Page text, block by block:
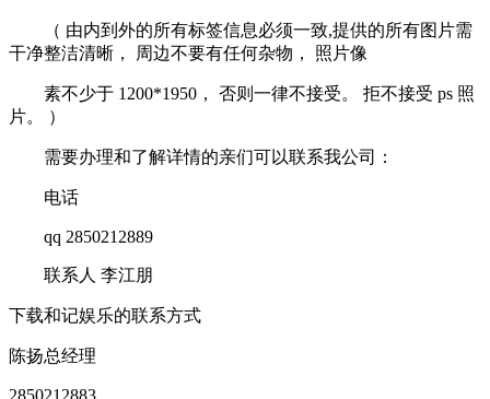
（ 由内到外的所有标签信息必须一致,提供的所有图片需
干净整洁清晰， 周边不要有任何杂物， 照片像
素不少于 1200*1950， 否则一律不接受。 拒不接受 ps 照
片。 ）
需要办理和了解详情的亲们可以联系我公司：
电话
qq 2850212889
联系人 李江朋
下载和记娱乐的联系方式
陈扬总经理
2850212883